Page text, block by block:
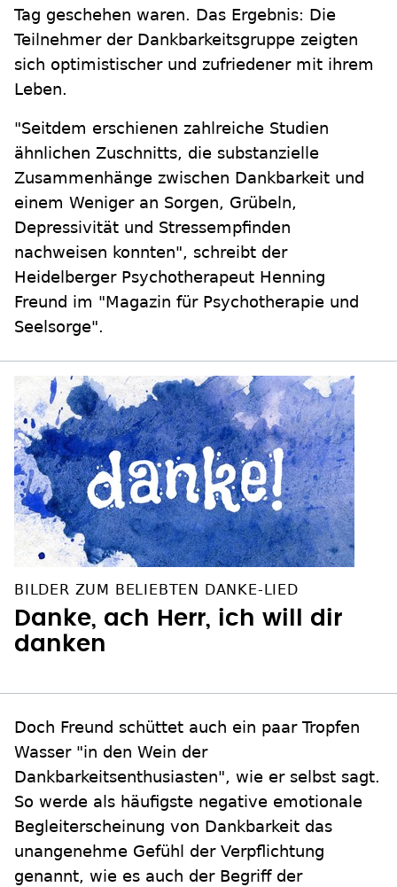
Tag geschehen waren. Das Ergebnis: Die
Teilnehmer der Dankbarkeitsgruppe zeigten
sich optimistischer und zufriedener mit ihrem
Leben.
"Seitdem erschienen zahlreiche Studien
ähnlichen Zuschnitts, die substanzielle
Zusammenhänge zwischen Dankbarkeit und
einem Weniger an Sorgen, Grübeln,
Depressivität und Stressempfinden
nachweisen konnten", schreibt der
Heidelberger Psychotherapeut Henning
Freund im "Magazin für Psychotherapie und
Seelsorge".
BILDER ZUM BELIEBTEN DANKE-LIED
Danke, ach Herr, ich will dir
danken
Doch Freund schüttet auch ein paar Tropfen
Wasser "in den Wein der
Dankbarkeitsenthusiasten", wie er selbst sagt.
So werde als häufigste negative emotionale
Begleiterscheinung von Dankbarkeit das
unangenehme Gefühl der Verpflichtung
genannt, wie es auch der Begriff der